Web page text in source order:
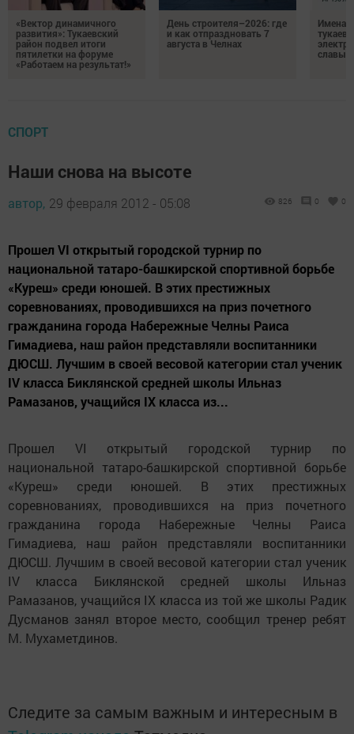
«Вектор динамичного
развития»: Тукаевский
район подвел итоги
пятилетки на форуме
«Работаем на результат!»
День строителя–2026: где
и как отпраздновать 7
августа в Челнах
Имена
славы
СПОРТ
Наши снова на высоте
автор, 29 февраля 2012 - 05:08 826 0 0
Прошел VI открытый городской турнир по
национальной татаро-башкирской спортивной борьбе
«Куреш» среди юношей. В этих престижных
соревнованиях, проводившихся на приз почетного
гражданина города Набережные Челны Раиса
Гимадиева, наш район представляли воспитанники
ДЮСШ. Лучшим в своей весовой категории стал ученик
IV класса Биклянской средней школы Ильназ
Рамазанов, учащийся IX класса из...
Прошел VI открытый городской турнир по
национальной татаро-башкирской спортивной борьбе
«Куреш» среди юношей. В этих престижных
соревнованиях, проводившихся на приз почетного
гражданина города Набережные Челны Раиса
Гимадиева, наш район представляли воспитанники
ДЮСШ. Лучшим в своей весовой категории стал ученик
IV класса Биклянской средней школы Ильназ
Рамазанов, учащийся IX класса из той же школы Радик
Дусманов занял второе место, сообщил тренер ребят
М. Мухаметдинов.
Следите за самым важным и интересным в